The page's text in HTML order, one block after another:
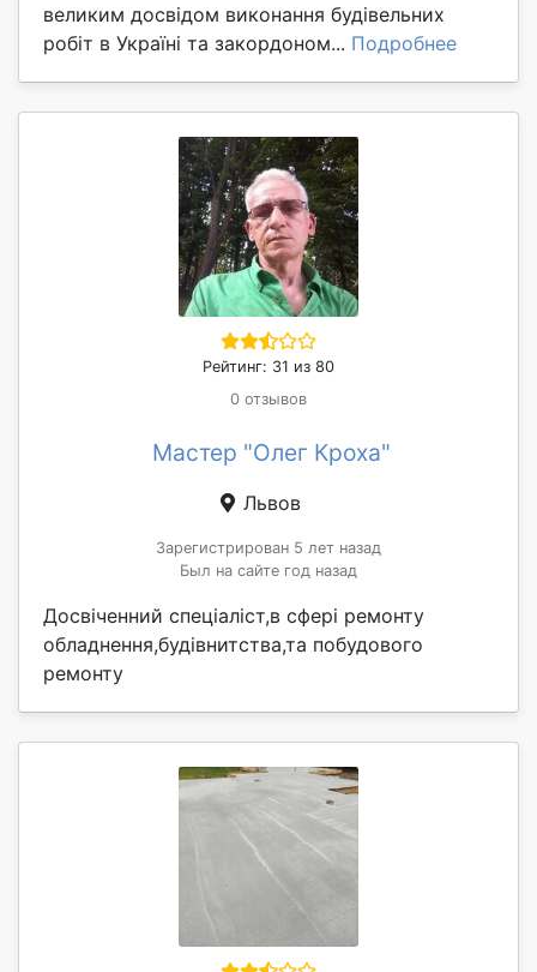
великим досвідом виконання будівельних
робіт в Україні та закордоном... Подробнее
Рейтинг: 31 из 80
0 отзывов
Мастер "Олег Кроха"
Львов
Зарегистрирован 5 лет назад
Был на сайте год назад
Досвіченний спеціаліст,в сфері ремонту
обладнення,будівнитства,та побудового
ремонту